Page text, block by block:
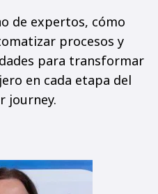
de expertos, cómo
procesos y
para transformar
en cada etapa del
journey.